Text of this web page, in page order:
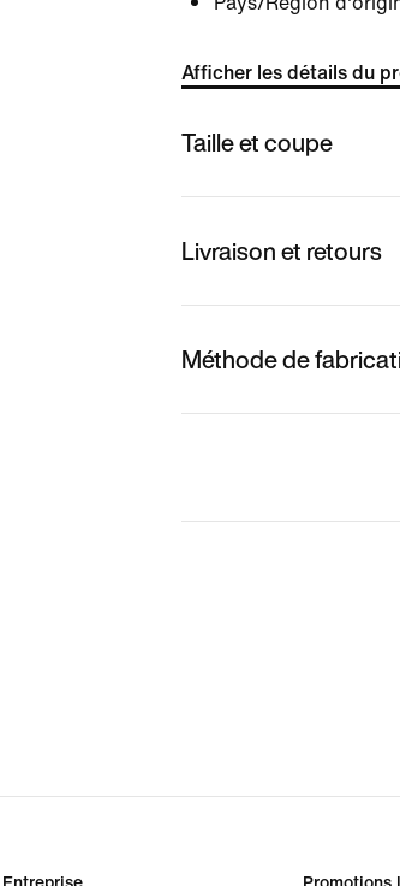
Afficher les détails du
Taille et coupe
Livraison et retours
Méthode de